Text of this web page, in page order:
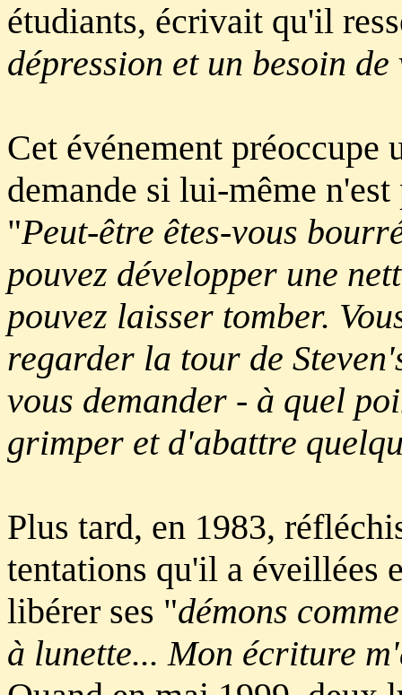
étudiants, écrivait qu'il
dépression et un besoin
Cet événement
demande si lui-même
"Peut-être êtes-vous
pouvez développer une
pouvez laisser tomber.
regarder la tour de
vous demander - à quel
grimper et d'abattre
Plus tard, en 1983,
tentations qu'il a éveillées
libérer ses "démons
à lunette... Mon écriture